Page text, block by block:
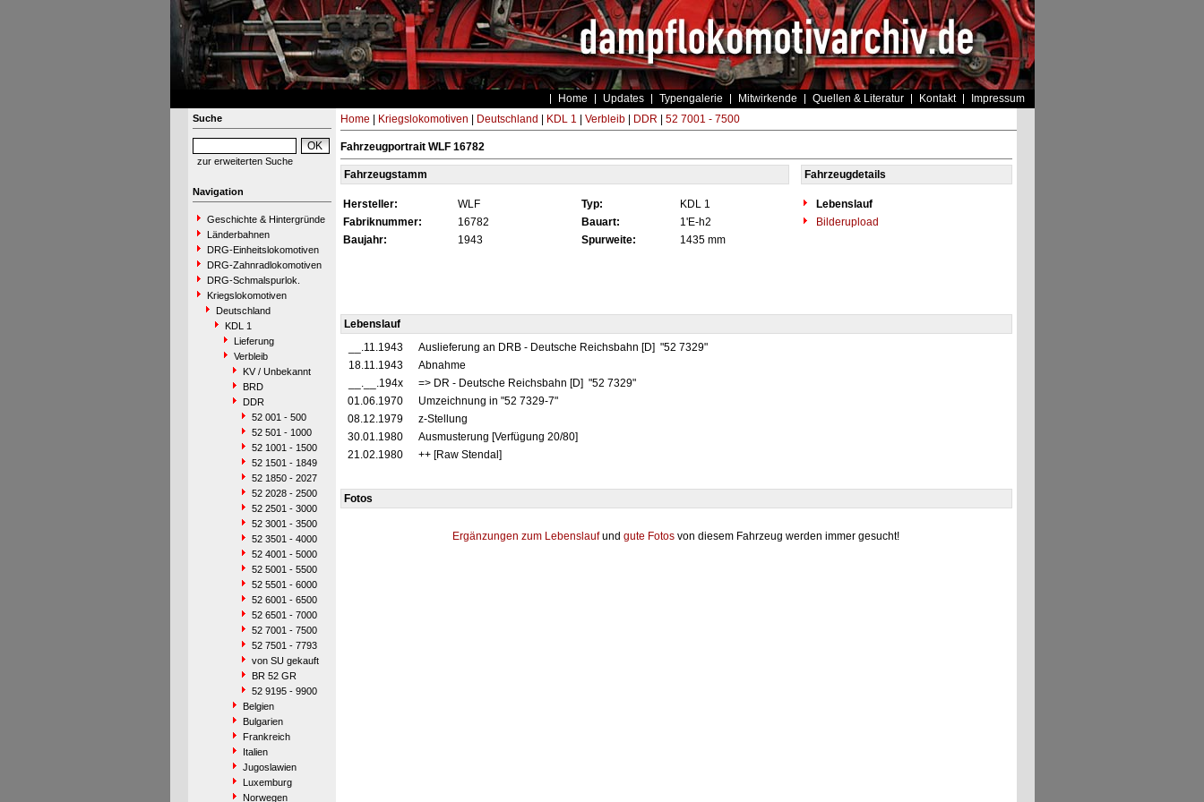
Home Updates Typengalerie Mitwirkende Quellen & Literatur Kontakt Impressum
Suche
zur erweiterten Suche
Navigation
Geschichte & Hintergründe
Länderbahnen
DRG-Einheitslokomotiven
DRG-Zahnradlokomotiven
DRG-Schmalspurlok.
Kriegslokomotiven
Deutschland
KDL 1
Lieferung
Verbleib
KV / Unbekannt
BRD
DDR
52 001 - 500
52 501 - 1000
52 1001 - 1500
52 1501 - 1849
52 1850 - 2027
52 2028 - 2500
52 2501 - 3000
52 3001 - 3500
52 3501 - 4000
52 4001 - 5000
52 5001 - 5500
52 5501 - 6000
52 6001 - 6500
52 6501 - 7000
52 7001 - 7500
52 7501 - 7793
von SU gekauft
BR 52 GR
52 9195 - 9900
Belgien
Bulgarien
Frankreich
Italien
Jugoslawien
Luxemburg
Norwegen
Home Kriegslokomotiven Deutschland KDL 1 Verbleib| DDR 52 7001 - 7500
Fahrzeugportrait WLF 16782
Fahrzeugstamm Fahrzeugdetails
Hersteller: WLF Typ: KDL 1
Lebenslauf
Fabriknummer:
16782 Bauart: 1'E-h2
Bilderupload
Baujahr:
1943 Spurweite: 1435 mm
Lebenslauf
__.11.1943
Auslieferung an DRB - Deutsche Reichsbahn [D] "52 7329"
18.11.1943
Abnahme
__.__.194x
=> DR - Deutsche Reichsbahn [D] "52 7329"
01.06.1970
Umzeichnung in "52 7329-7"
08.12.1979
z-Stellung
30.01.1980
Ausmusterung [Verfügung 20/80]
21.02.1980
++ [Raw Stendal]
Fotos
Ergänzungen zum Lebenslaufund gute Fotos von diesem Fahrzeug werden immer gesucht!